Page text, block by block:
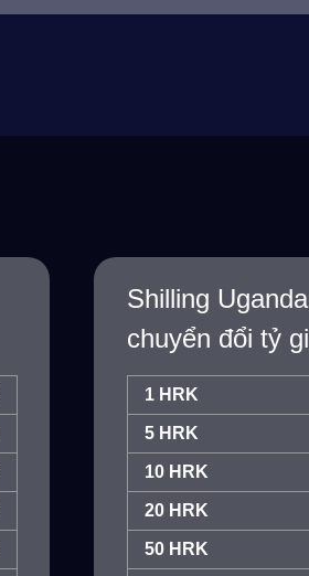
Shilling
chuyển đổi tỷ
1 HRK
5 HRK
10 HRK
20 HRK
50 HRK